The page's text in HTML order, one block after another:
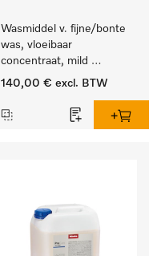
Wasmiddel v. fijne/bonte
was, vloeibaar
concentraat, mild
alkalisch, 20 l voor het
en gevoelig textiel.
140,00 € excl. BTW